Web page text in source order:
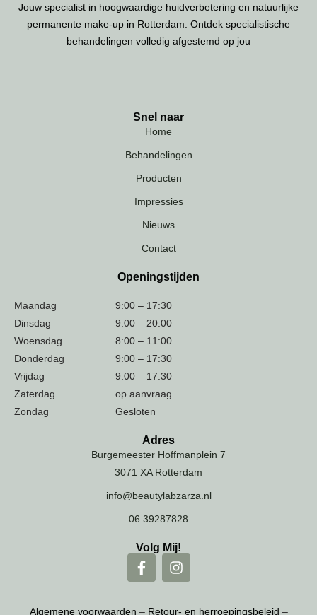
Jouw specialist in hoogwaardige huidverbetering en natuurlijke
permanente make-up in Rotterdam. Ontdek specialistische
behandelingen volledig afgestemd op jou
Snel naar
Home
Behandelingen
Producten
Impressies
Nieuws
Contact
Openingstijden
Maandag
9:00 – 17:30
Dinsdag
9:00 – 20:00
Woensdag
8:00 – 11:00
Donderdag
9:00 – 17:30
Vrijdag
9:00 – 17:30
Zaterdag
op aanvraag
Zondag
Gesloten
Adres
Burgemeester Hoffmanplein 7
3071 XA Rotterdam
info@beautylabzarza.nl
06 39287828
Volg Mij!
Algemene voorwaarden – Retour- en herroepingsbeleid –